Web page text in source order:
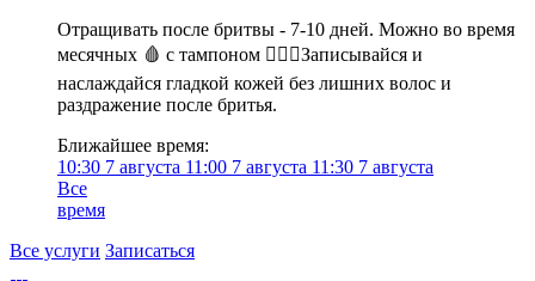
Отращивать после бритвы - 7-10 дней. Можно во время
месячных 🩸 с тампоном 💁🏼‍♀️Записывайся и
наслаждайся гладкой кожей без лишних волос и
раздражение после бритья.
Ближайшее время:
10:30 7 августа 11:00 7 августа 11:30 7 августа
Все
время
Все услуги Записаться